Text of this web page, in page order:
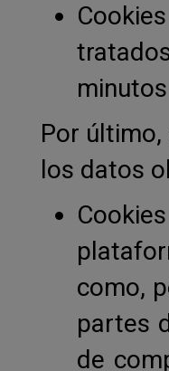
Por
los datos
como,
partes
de